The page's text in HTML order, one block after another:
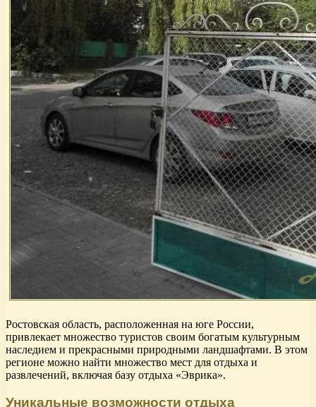
Ростовская область, расположенная на юге России,
привлекает множество туристов своим богатым культурным
наследием и прекрасными природными ландшафтами. В этом
регионе можно найти множество мест для отдыха и
развлечений, включая базу отдыха «Эврика».
Уникальные возможности отдыха